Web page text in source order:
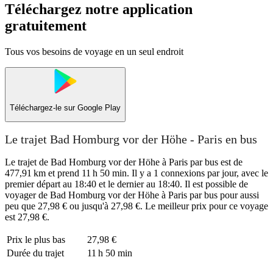
Téléchargez notre application
gratuitement
Tous vos besoins de voyage en un seul endroit
Téléchargez-le sur Google Play
Le trajet Bad Homburg vor der Höhe - Paris en bus
Le trajet de Bad Homburg vor der Höhe à Paris par bus est de
477,91 km et prend 11 h 50 min. Il y a 1 connexions par jour, avec le
premier départ au 18:40 et le dernier au 18:40. Il est possible de
voyager de Bad Homburg vor der Höhe à Paris par bus pour aussi
peu que 27,98 € ou jusqu'à 27,98 €. Le meilleur prix pour ce voyage
est 27,98 €.
Prix ​​le plus bas
27,98 €
Durée du trajet
11 h 50 min